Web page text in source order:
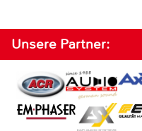
Unsere Partner: